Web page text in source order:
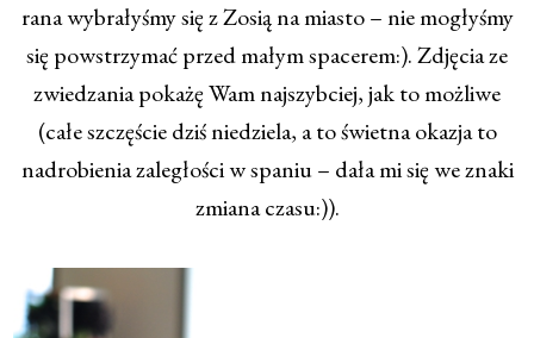
rana wybrałyśmy się z Zosią na miasto – nie mogłyśmy
się powstrzymać przed małym spacerem:). Zdjęcia ze
zwiedzania pokażę Wam najszybciej, jak to możliwe
(całe szczęście dziś niedziela, a to świetna okazja to
nadrobienia zaległości w spaniu – dała mi się we znaki
zmiana czasu:)).